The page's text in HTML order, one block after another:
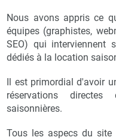
Nous avons appris ce
équipes (graphistes,
SEO) qui interviennent
dédiés à la location
Il est primordial d'avoir
réservations
saisonnières.
Tous les aspecs du